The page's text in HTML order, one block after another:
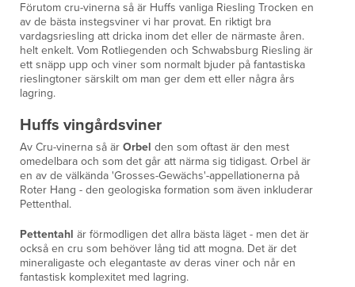
Förutom cru-vinerna så är Huffs vanliga Riesling Trocken en
av de bästa instegsviner vi har provat. En riktigt bra
vardagsriesling att dricka inom det eller de närmaste åren.
helt enkelt. Vom Rotliegenden och Schwabsburg Riesling är
ett snäpp upp och viner som normalt bjuder på fantastiska
rieslingtoner särskilt om man ger dem ett eller några års
lagring.
Huffs vingårdsviner
Av Cru-vinerna så är Orbel den som oftast är den mest
omedelbara och som det går att närma sig tidigast. Orbel är
en av de välkända 'Grosses-Gewächs'-appellationerna på
Roter Hang - den geologiska formation som även inkluderar
Pettenthal.
Pettentahl är förmodligen det allra bästa läget - men det är
också en cru som behöver lång tid att mogna. Det är det
mineraligaste och elegantaste av deras viner och når en
fantastisk komplexitet med lagring.